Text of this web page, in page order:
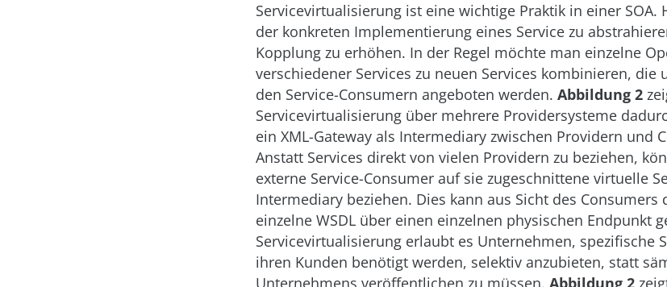
Servicevirtualisierung ist eine wichtige Praktik in einer SOA.
der konkreten Implementierung eines Service zu
Kopplung zu erhöhen. In der Regel möchte man einzelne
verschiedener Services zu neuen Services kombinieren, die
den Service-Consumern angeboten werden. Abbildung 2
Servicevirtualisierung über mehrere Providersysteme
ein XML-Gateway als Intermediary zwischen Providern und
Anstatt Services direkt von vielen Providern zu beziehen,
externe Service-Consumer auf sie zugeschnittene virtuelle
Intermediary beziehen. Dies kann aus Sicht des Consumers
einzelne WSDL über einen einzelnen physischen Endpunkt
Servicevirtualisierung erlaubt es Unternehmen, spezifische
ihren Kunden benötigt werden, selektiv anzubieten, statt
Unternehmens veröffentlichen zu müssen. Abbildung 2